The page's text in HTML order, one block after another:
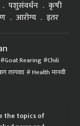
पशुसंवर्धन
कृषी
आरोग्य इतर
Goat Rearing Chili
लागवड Health मानवी
the topics of